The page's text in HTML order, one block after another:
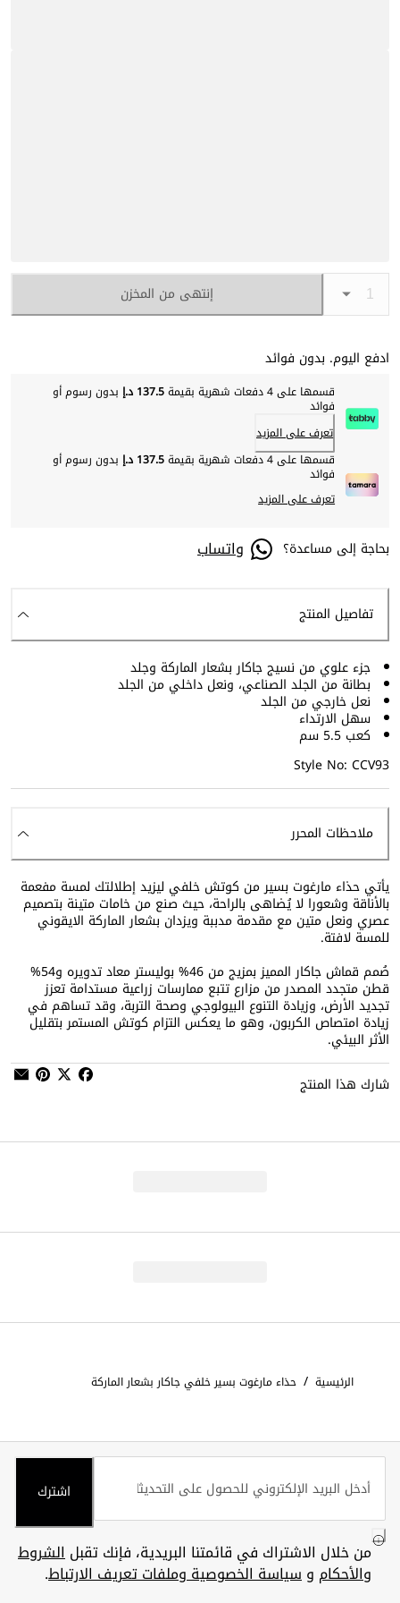
إنتهى من المخزن
ادفع اليوم. بدون فوائد
قسمها على 4 دفعات شهرية بقيمة 137.5 د.إ بدون رسوم أو
فوائد
تعرف على المزيد
قسمها على 4 دفعات شهرية بقيمة
137.5 د.إ بدون رسوم أو
فوائد
تعرف على المزيد
بحاجة إلى مساعدة؟ واتساب
تفاصيل المنتج
جزء علوي من نسيج جاكار بشعار الماركة وجلد
بطانة من الجلد الصناعي، ونعل داخلي من الجلد
نعل خارجي من الجلد
سهل الارتداء
كعب 5.5 سم
Style No: CCV93
ملاحظات المحرر
يأتي حذاء مارغوت بسير من كوتش خلفي ليزيد إطلالتك لمسة مفعمة
بالأناقة وشعورا لا يُضاهى بالراحة، حيث صنع من خامات متينة بتصميم
عصري ونعل متين مع مقدمة مدببة ويزدان بشعار الماركة الايقوني
للمسة لافتة.
صُمم قماش جاكار المميز بمزيج من 46% بوليستر معاد تدويره و54%
قطن متجدد المصدر من مزارع تتبع ممارسات زراعية مستدامة تعزز
تجديد الأرض، وزيادة التنوع البيولوجي وصحة التربة، وقد تساهم في
زيادة امتصاص الكربون، وهو ما يعكس التزام كوتش المستمر بتقليل
الأثر البيئي.
شارك هذا المنتج
الرئيسية / حذاء مارغوت بسير خلفي جاكار بشعار الماركة
اشترك
من خلال الاشتراك في قائمتنا البريدية، فإنك تقبلالشروط
والأحكام وسياسة الخصوصية وملفات تعريف الارتباط.